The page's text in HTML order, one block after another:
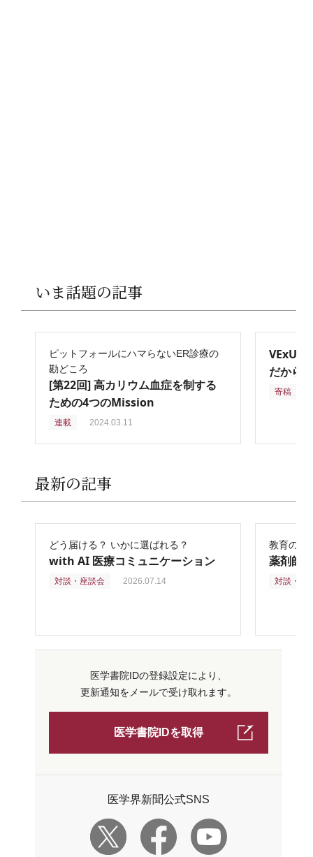
いま話題の記事
ピットフォールにハマらないER診療の
勘どころ
[第22回] 高カリウム血症を制する
ための4つのMission
連載 2024.03.11
VExUS
だから
寄稿
最新の記事
どう届ける？ いかに選ばれる？
with AI 医療コミュニケーション
対談・座談会 2026.07.14
教育の再
薬剤師
対談・座
医学書院IDの登録設定により、
更新通知をメールで受け取れます。
医学書院IDを取得
医学界新聞公式SNS